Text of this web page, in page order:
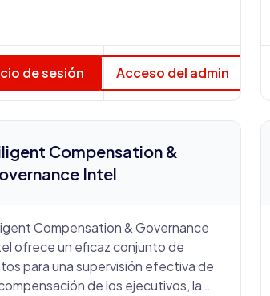
de sesión Acceso del admin
Compensation &
Intel
Compensation & Governance
ofrece un eficaz conjunto de
para una supervisión efectiva de
de los ejecutivos, la